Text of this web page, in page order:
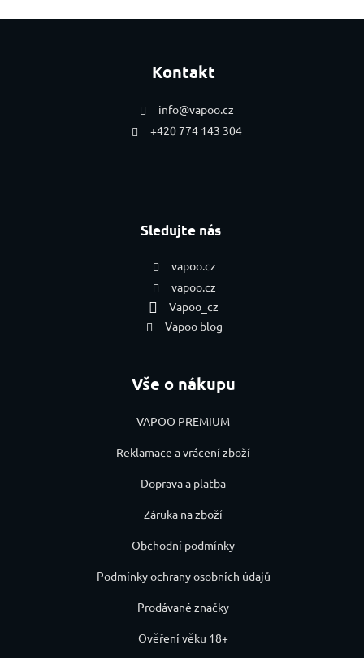
Kontakt
info@vapoo.cz
+420 774 143 304
Sledujte nás
vapoo.cz
vapoo.cz
Vapoo_cz
Vapoo blog
Vše o nákupu
VAPOO PREMIUM
Reklamace a vrácení zboží
Doprava a platba
Záruka na zboží
Obchodní podmínky
Podmínky ochrany osobních údajů
Prodávané značky
Ověření věku 18+